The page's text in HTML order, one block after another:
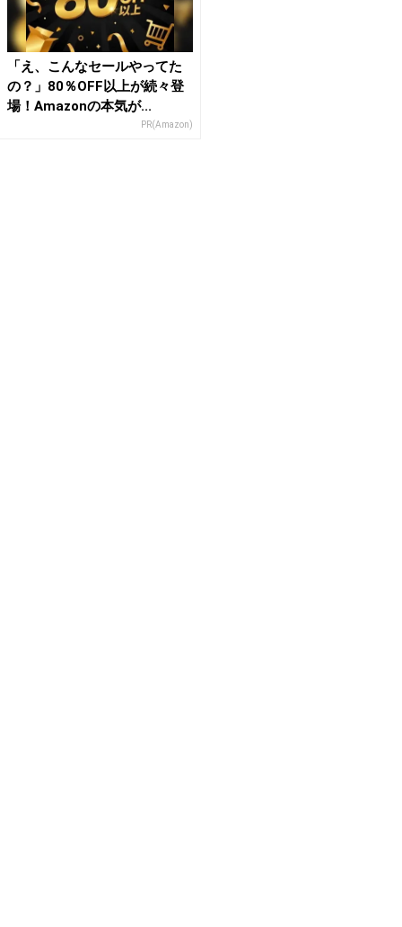
「え、こんなセールやってた
の？」80％OFF以上が続々登
場！Amazonの本気が...
PR(Amazon)